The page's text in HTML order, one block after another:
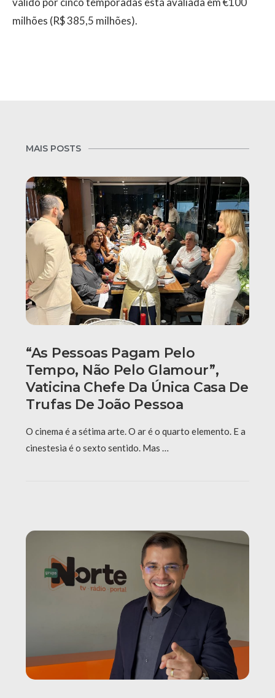
milhões (R$ 385,5 milhões).
MAIS POSTS
“As Pessoas Pagam Pelo
Tempo, Não Pelo Glamour”,
Vaticina Chefe Da Única Casa De
Trufas De João Pessoa
O cinema é a sétima arte. O ar é o quarto elemento. E a
cinestesia é o sexto sentido. Mas …